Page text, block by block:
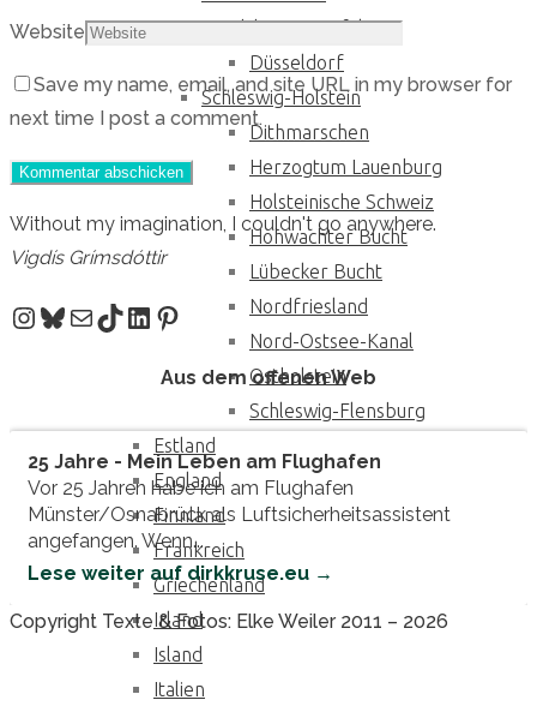
Nordrhein-Westfalen
Düsseldorf
Schleswig-Holstein
Dithmarschen
Herzogtum Lauenburg
Holsteinische Schweiz
Hohwachter Bucht
Lübecker Bucht
Nordfriesland
Nord-Ostsee-Kanal
Ostholstein
Schleswig-Flensburg
Estland
England
Finnland
Frankreich
Griechenland
Irland
Island
Italien
Website
Save my name, email, and site URL in my browser for
next time I post a comment.
Without my imagination, I couldn't go anywhere.
Vigdís Grímsdóttir
Instagram
Bluesky
E-MailTikTok
LinkedIn
Pinterest
Aus dem offenen Web
25 Jahre - Mein Leben am Flughafen
Vor 25 Jahren habe ich am Flughafen
Münster/Osnabrück als Luftsicherheitsassistent
angefangen. Wenn...
Lese weiter auf dirkkruse.eu →
Back
Copyright Texte & Fotos: Elke Weiler 2011 – 2026